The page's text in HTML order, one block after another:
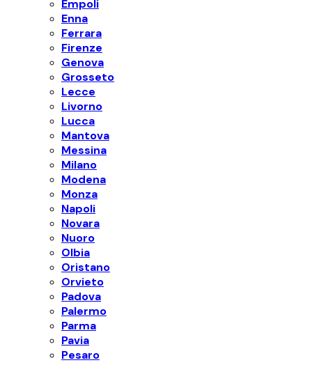
Empoli
Enna
Ferrara
Firenze
Genova
Grosseto
Lecce
Livorno
Lucca
Mantova
Messina
Milano
Modena
Monza
Napoli
Novara
Nuoro
Olbia
Oristano
Orvieto
Padova
Palermo
Parma
Pavia
Pesaro